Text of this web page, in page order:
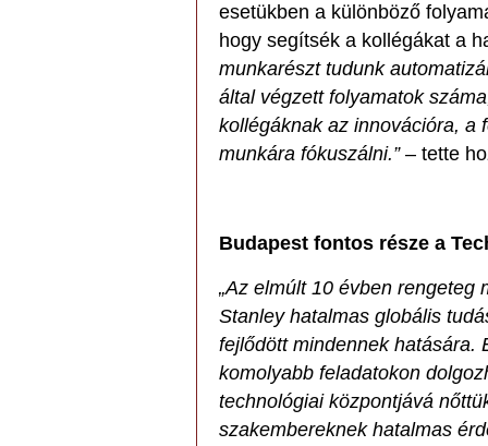
esetükben a különböző
hogy segítsék a kollégákat a
munkarészt tudunk
által végzett folyamatok
kollégáknak az innovációra, a
munkára fókuszálni.”– tette
Budapest fontos része a
„Az elmúlt 10 évben rengeteg
Stanley hatalmas globális
fejlődött mindennek hatására.
komolyabb feladatokon
technológiai központjává
szakembereknek hatalmas